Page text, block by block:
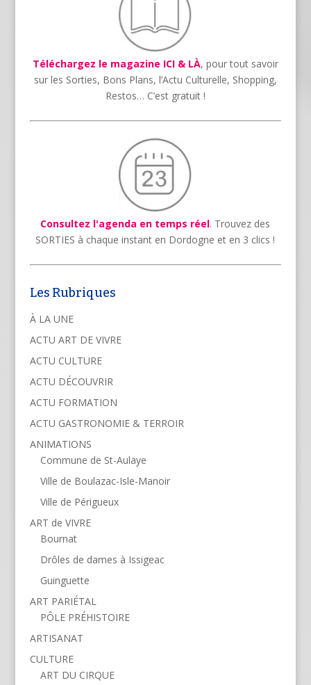
Téléchargez le magazine ICI & LÀ, pour tout savoir
sur les Sorties, Bons Plans, l’Actu Culturelle, Shopping,
Restos… C’est gratuit !
Consultez l'agenda en temps réel. Trouvez des
SORTIES à chaque instant en Dordogne et en 3 clics !
Les Rubriques
À LA UNE
ACTU ART DE VIVRE
ACTU CULTURE
ACTU DÉCOUVRIR
ACTU FORMATION
ACTU GASTRONOMIE & TERROIR
ANIMATIONS
Commune de St-Aulaye
Ville de Boulazac-Isle-Manoir
Ville de Périgueux
ART de VIVRE
Bournat
Drôles de dames à Issigeac
Guinguette
ART PARIÉTAL
PÔLE PRÉHISTOIRE
ARTISANAT
CULTURE
ART DU CIRQUE